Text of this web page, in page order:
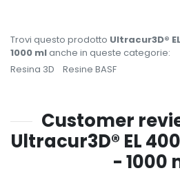
Trovi questo prodotto Ultracur3D®
1000 mlanche in queste categorie:
Resina 3D
Resine BASF
Customer
Ultracur3D® EL
- 1000